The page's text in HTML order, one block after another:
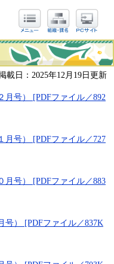
載日：2025年12月19日更新
月号） [PDFファイル／892
月号） [PDFファイル／727
月号） [PDFファイル／883
号） [PDFファイル／837K